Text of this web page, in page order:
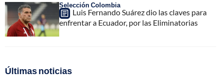
Selección Colombia
Luis Fernando Suárez dio las claves para
enfrentar a Ecuador, por las Eliminatorias
Últimas noticias